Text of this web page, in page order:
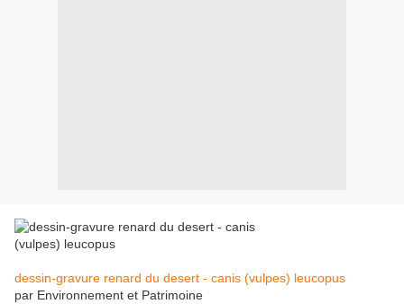
dessin-gravure renard du desert - canis (vulpes) leucopus
par Environnement et Patrimoine